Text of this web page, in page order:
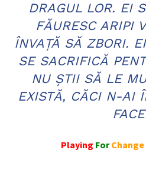
DRAGUL LOR. EI
FĂURESC ARIPI
ÎNVAŢĂ SĂ ZBORI.
SE SACRIFICĂ
NU ŞTII SĂ LE
EXISTĂ, CĂCI N-AI
Playing For Change